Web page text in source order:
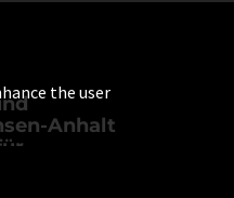
Anhalt
the user